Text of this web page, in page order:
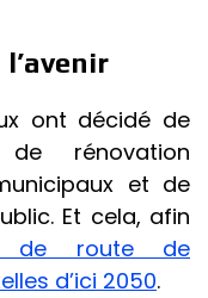
ont décidé de
rénovation
et de
Et cela, afin
de route de
d’ici 2050.